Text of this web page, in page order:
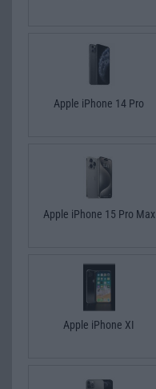
Apple iPhone 14 Pro
Apple iPhone 15 Pro Max
Apple iPhone XI